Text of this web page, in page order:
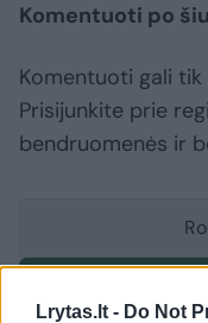
Lrytas.lt - Do Not
Komentuoti po
Komentuoti gali
Prisijunkite prie
bendruomenės ir